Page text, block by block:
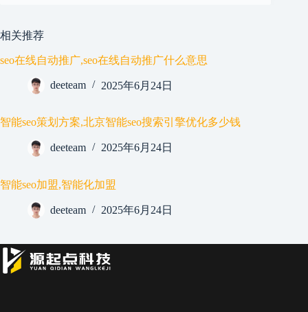
相关推荐
seo在线自动推广,seo在线自动推广什么意思
deeteam 2025年6月24日
智能seo策划方案,北京智能seo搜索引擎优化多少钱
deeteam 2025年6月24日
智能seo加盟,智能化加盟
deeteam 2025年6月24日